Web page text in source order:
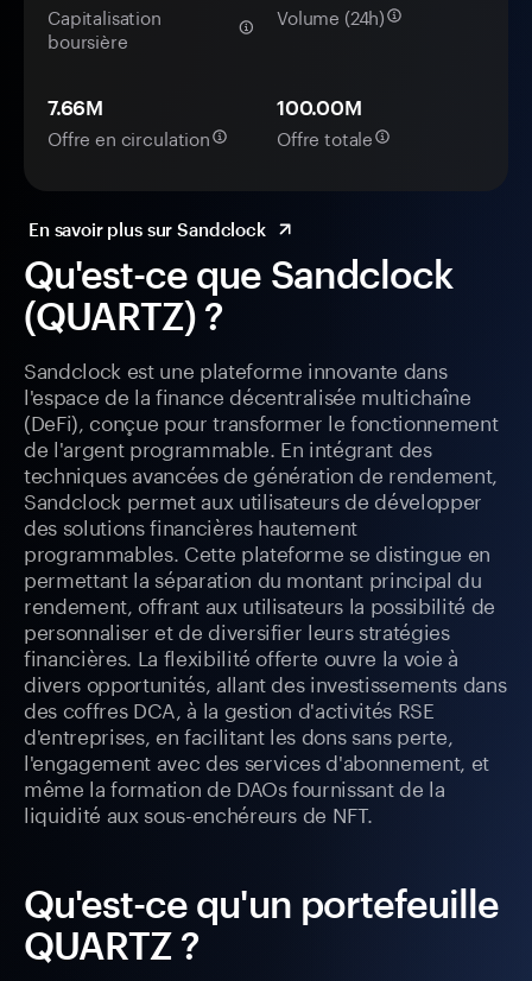
Qu'est-ce que Sandclock
(QUARTZ) ?
Sandclock est une plateforme innovante dans
l'espace de la finance décentralisée multichaîne
(DeFi), conçue pour transformer le fonctionnement
de l'argent programmable. En intégrant des
techniques avancées de génération de rendement,
Sandclock permet aux utilisateurs de développer
des solutions financières hautement
programmables. Cette plateforme se distingue en
permettant la séparation du montant principal du
rendement, offrant aux utilisateurs la possibilité de
personnaliser et de diversifier leurs stratégies
financières. La flexibilité offerte ouvre la voie à
divers opportunités, allant des investissements dans
des coffres DCA, à la gestion d'activités RSE
d'entreprises, en facilitant les dons sans perte,
l'engagement avec des services d'abonnement, et
même la formation de DAOs fournissant de la
liquidité aux sous-enchéreurs de NFT.
Qu'est-ce qu'un portefeuille
QUARTZ ?
Capitalisation
boursière
Volume (24h)
7.66M
Offre en circulation
100.00M
Offre totale
En savoir plus sur Sandclock